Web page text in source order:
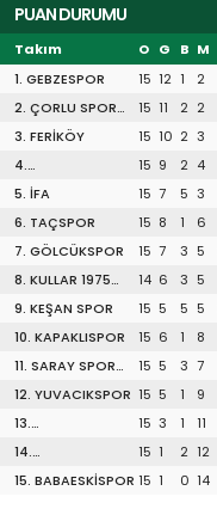
PUAN DURUMU
Takım O G B M
1. GEBZESPOR
15 12 1 2
2. ÇORLU SPOR
15 11 2 2
3. FERİKÖY
15 10 2 3
4.
DİLİSKELESİSPOR
15 9 2 4
5. İFA
15 7 5 3
6. TAÇSPOR
15 8 1 6
7. GÖLCÜKSPOR
15 7 3 5
8. KULLAR 1975
14 6 3 5
9. KEŞAN SPOR
15 5 5 5
10. KAPAKLISPOR
15 6 1 8
11. SARAY SPOR
15 5 3 7
12. YUVACIKSPOR 15 5 1 9
13.
15 3 1 11
14.
LÜLEBURGAZSPOR
15 1 2 12
15. BABAESKİSPOR 15 1 0 14